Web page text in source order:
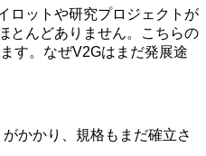
ロットや研究プロジェクトが
とんどありません。こちらの
す。なぜV2Gはまだ発展途
かかり、規格もまだ確立さ